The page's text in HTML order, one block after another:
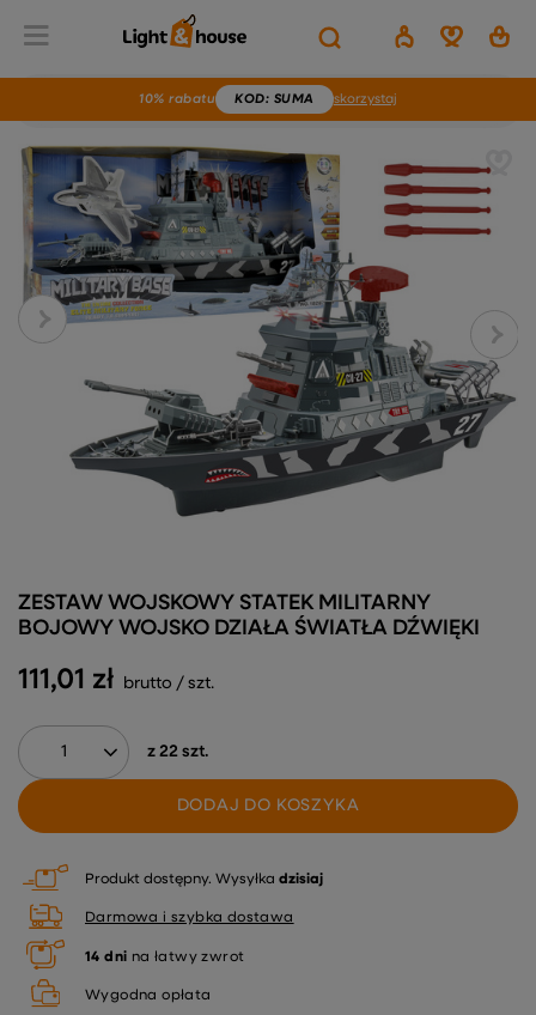
10% rabatu KOD: SUMA skorzystaj
111,01 zł brutto / szt.
z 22 szt.
DODAJ DO KOSZYKA
ZESTAW WOJSKOWY STATEK MILITARNY
BOJOWY WOJSKO DZIAŁA ŚWIATŁA DŹWIĘKI
Produkt dostępny Wysyłka dzisiaj
Darmowa i szybka dostawa
14 dni na łatwy zwrot
Wygodna opłata